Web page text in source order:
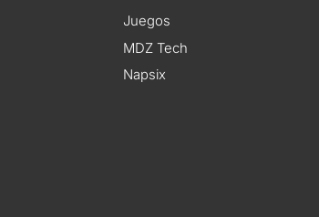
Juegos
MDZ Tech
Napsix